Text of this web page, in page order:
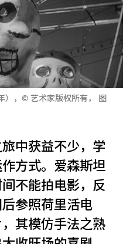
），© 艺术家版权所有， 图
中获益不少，学
方式。爱森斯坦
不能拍电影，反
参照荷里活电
其模仿手法之熟